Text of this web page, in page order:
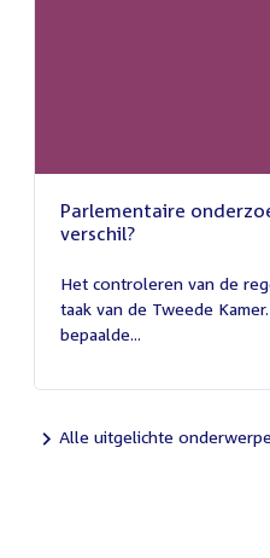
Parlementaire
verschil?
juli
2026
Het controleren van de
taak van de Tweede
bepaalde...
Alle uitgelichte